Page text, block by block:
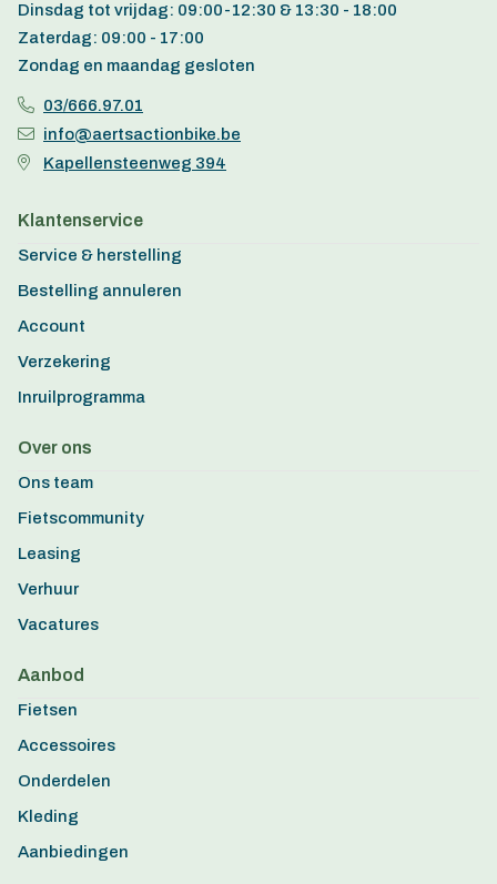
Dinsdag tot vrijdag: 09:00-12:30 & 13:30 - 18:00
Zaterdag: 09:00 - 17:00
Zondag en maandag gesloten
03/666.97.01
info@aertsactionbike.be
Kapellensteenweg 394
Klantenservice
Service & herstelling
Bestelling annuleren
Account
Verzekering
Inruilprogramma
Over ons
Ons team
Fietscommunity
Leasing
Verhuur
Vacatures
Aanbod
Fietsen
Accessoires
Onderdelen
Kleding
Aanbiedingen